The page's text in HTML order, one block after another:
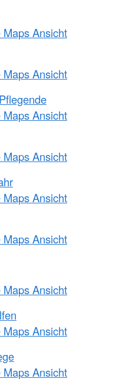
Ansicht
Ansicht
Ansicht
Ansicht
Ansicht
Ansicht
Ansicht
Ansicht
Ansicht